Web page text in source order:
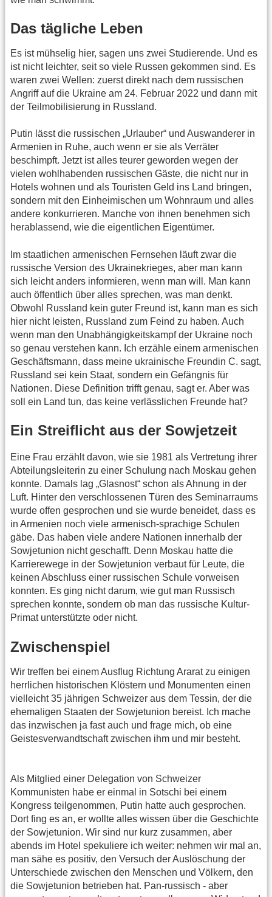
Das tägliche Leben
Es ist mühselig hier, sagen uns zwei Studierende. Und es
ist nicht leichter, seit so viele Russen gekommen sind. Es
waren zwei Wellen: zuerst direkt nach dem russischen
Angriff auf die Ukraine am 24. Februar 2022 und dann mit
der Teilmobilisierung in Russland.
Putin lässt die russischen „Urlauber“ und Auswanderer in
Armenien in Ruhe, auch wenn er sie als Verräter
beschimpft. Jetzt ist alles teurer geworden wegen der
vielen wohlhabenden russischen Gäste, die nicht nur in
Hotels wohnen und als Touristen Geld ins Land bringen,
sondern mit den Einheimischen um Wohnraum und alles
andere konkurrieren. Manche von ihnen benehmen sich
herablassend, wie die eigentlichen Eigentümer.
Im staatlichen armenischen Fernsehen läuft zwar die
russische Version des Ukrainekrieges, aber man kann
sich leicht anders informieren, wenn man will. Man kann
auch öffentlich über alles sprechen, was man denkt.
Obwohl Russland kein guter Freund ist, kann man es sich
hier nicht leisten, Russland zum Feind zu haben. Auch
wenn man den Unabhängigkeitskampf der Ukraine noch
so genau verstehen kann. Ich erzähle einem armenischen
Geschäftsmann, dass meine ukrainische Freundin C. sagt,
Russland sei kein Staat, sondern ein Gefängnis für
Nationen. Diese Definition trifft genau, sagt er. Aber was
soll ein Land tun, das keine verlässlichen Freunde hat?
Ein Streiflicht aus der Sowjetzeit
Eine Frau erzählt davon, wie sie 1981 als Vertretung ihrer
Abteilungsleiterin zu einer Schulung nach Moskau gehen
konnte. Damals lag „Glasnost“ schon als Ahnung in der
Luft. Hinter den verschlossenen Türen des Seminarraums
wurde offen gesprochen und sie wurde beneidet, dass es
in Armenien noch viele armenisch-sprachige Schulen
gäbe. Das haben viele andere Nationen innerhalb der
Sowjetunion nicht geschafft. Denn Moskau hatte die
Karrierewege in der Sowjetunion verbaut für Leute, die
keinen Abschluss einer russischen Schule vorweisen
konnten. Es ging nicht darum, wie gut man Russisch
sprechen konnte, sondern ob man das russische Kultur-
Primat unterstützte oder nicht.
Zwischenspiel
Wir treffen bei einem Ausflug Richtung Ararat zu einigen
herrlichen historischen Klöstern und Monumenten einen
vielleicht 35 jährigen Schweizer aus dem Tessin, der die
ehemaligen Staaten der Sowjetunion bereist. Ich mache
das inzwischen ja fast auch und frage mich, ob eine
Geistesverwandtschaft zwischen ihm und mir besteht.
Als Mitglied einer Delegation von Schweizer
Kommunisten habe er einmal in Sotschi bei einem
Kongress teilgenommen, Putin hatte auch gesprochen.
Dort fing es an, er wollte alles wissen über die Geschichte
der Sowjetunion. Wir sind nur kurz zusammen, aber
abends im Hotel spekuliere ich weiter: nehmen wir mal an,
man sähe es positiv, den Versuch der Auslöschung der
Unterschiede zwischen den Menschen und Völkern, den
die Sowjetunion betrieben hat. Pan-russisch - aber